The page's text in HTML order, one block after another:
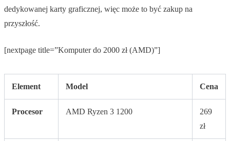
dedykowanej karty graficznej, więc może to być zakup na
przyszłość.
[nextpage title=”Komputer do 2000 zł (AMD)”]
Element Model Cena
Procesor AMD Ryzen 3 1200
269
zł